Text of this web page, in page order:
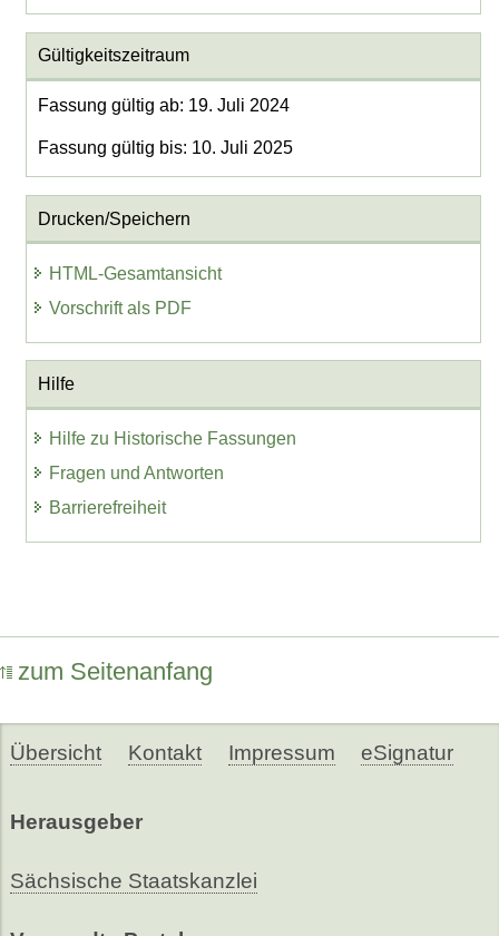
Gültigkeitszeitraum
Fassung gültig ab: 19. Juli 2024
Fassung gültig bis: 10. Juli 2025
Drucken/Speichern
HTML-Gesamtansicht
Vorschrift als PDF
Hilfe
Hilfe zu Historische Fassungen
Fragen und Antworten
Barrierefreiheit
zum Seitenanfang
Übersicht Kontakt Impressum eSignatur
Herausgeber
Sächsische Staatskanzlei